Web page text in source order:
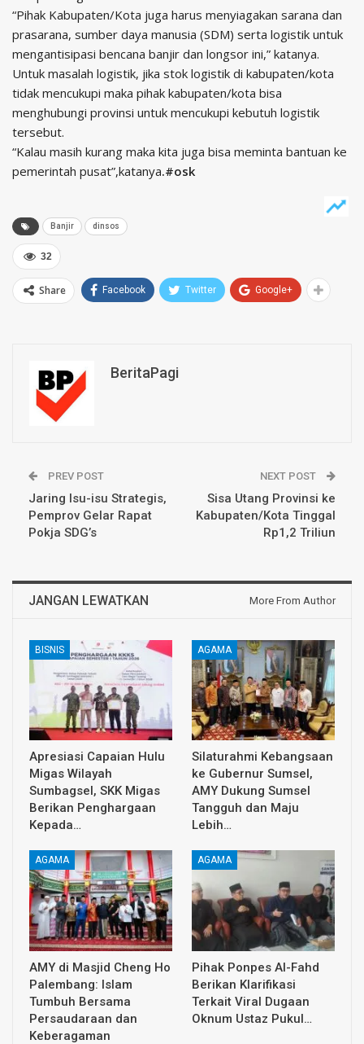
“Pihak Kabupaten/Kota juga harus menyiagakan sarana dan
prasarana, sumber daya manusia (SDM) serta logistik untuk
mengantisipasi bencana banjir dan longsor ini,” katanya.
Untuk masalah logistik, jika stok logistik di kabupaten/kota
tidak mencukupi maka pihak kabupaten/kota bisa
menghubungi provinsi untuk mencukupi kebutuh logistik
tersebut.
“Kalau masih kurang maka kita juga bisa meminta bantuan ke
pemerintah pusat”,katanya.#osk
Banjir dinsos
32
Share Facebook Twitter Google+
BeritaPagi
PREV POST
Jaring Isu-isu Strategis,
Pemprov Gelar Rapat
Pokja SDG’s
NEXT POST
Sisa Utang Provinsi ke
Kabupaten/Kota Tinggal
Rp1,2 Triliun
JANGAN LEWATKAN More From Author
BISNIS
Apresiasi Capaian Hulu
Migas Wilayah
Sumbagsel, SKK Migas
Berikan Penghargaan
Kepada…
AGAMA
Silaturahmi Kebangsaan
ke Gubernur Sumsel,
AMY Dukung Sumsel
Tangguh dan Maju
Lebih…
AGAMA
AMY di Masjid Cheng Ho
Palembang: Islam
Tumbuh Bersama
Persaudaraan dan
Keberagaman
AGAMA
Pihak Ponpes Al-Fahd
Berikan Klarifikasi
Terkait Viral Dugaan
Oknum Ustaz Pukul…